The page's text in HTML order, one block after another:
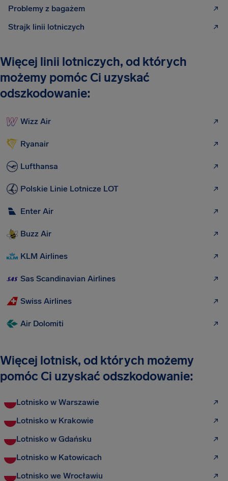
Problemy z bagażem
Strajk linii lotniczych
Więcej linii lotniczych, od których
możemy pomóc Ci uzyskać
odszkodowanie:
Wizz Air
Ryanair
Lufthansa
Polskie Linie Lotnicze LOT
Enter Air
Buzz Air
KLM Airlines
Sas Scandinavian Airlines
Swiss Airlines
Air Dolomiti
Więcej lotnisk, od których możemy
pomóc Ci uzyskać odszkodowanie:
Lotnisko w Warszawie
Lotnisko w Krakowie
Lotnisko w Gdańsku
Lotnisko w Katowicach
Lotnisko we Wrocławiu